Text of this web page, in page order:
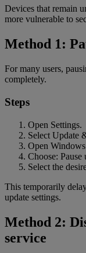
Devices that remain
more vulnerable to
Method 1:
For many users,
completely.
Steps
Open Settings.
Select Update
Open
Choose: Pause
Select the
This temporarily
update settings.
Method 2:
service